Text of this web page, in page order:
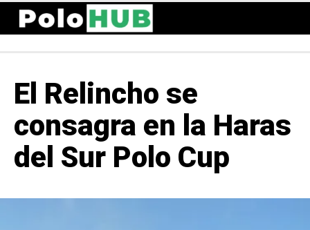
El Relincho se
consagra en la Haras
del Sur Polo Cup